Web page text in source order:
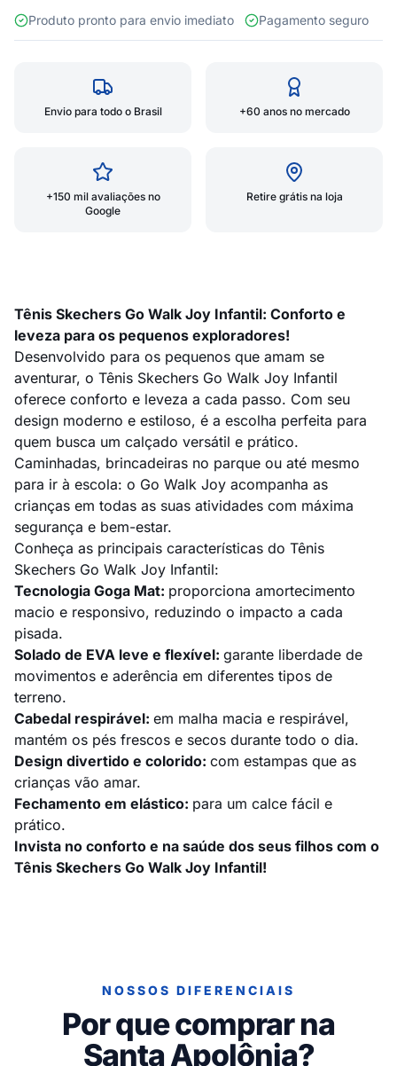
Produto pronto para envio imediato
Pagamento seguro
Envio para todo o Brasil +60 anos no mercado
+150 mil avaliações no
Google
Retire grátis na loja
Tênis Skechers Go Walk Joy Infantil: Conforto e
leveza para os pequenos exploradores!
Desenvolvido para os pequenos que amam se
aventurar, o Tênis Skechers Go Walk Joy Infantil
oferece conforto e leveza a cada passo. Com seu
design moderno e estiloso, é a escolha perfeita para
quem busca um calçado versátil e prático.
Caminhadas, brincadeiras no parque ou até mesmo
para ir à escola: o Go Walk Joy acompanha as
crianças em todas as suas atividades com máxima
segurança e bem-estar.
Conheça as principais características do Tênis
Skechers Go Walk Joy Infantil:
Tecnologia Goga Mat: proporciona amortecimento
macio e responsivo, reduzindo o impacto a cada
pisada.
Solado de EVA leve e flexível: garante liberdade de
movimentos e aderência em diferentes tipos de
terreno.
Cabedal respirável: em malha macia e respirável,
mantém os pés frescos e secos durante todo o dia.
Design divertido e colorido: com estampas que as
crianças vão amar.
Fechamento em elástico: para um calce fácil e
prático.
Invista no conforto e na saúde dos seus filhos com o
Tênis Skechers Go Walk Joy Infantil!
NOSSOS DIFERENCIAIS
Por que comprar na
Santa Apolônia?